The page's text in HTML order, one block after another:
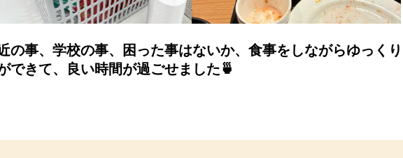
の事、学校の事、困った事はないか、 食事をしながらゆっくり
できて、良い時間が過ごせました🍵